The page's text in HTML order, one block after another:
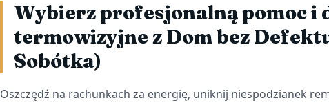
Wybierz profesjonalną pomoc i
termowizyjne z Dom bez
Sobótka)
Oszczędź na rachunkach za energię, uniknij niespodzianek